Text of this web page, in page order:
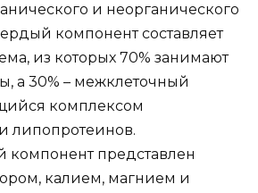
и неорганического
компонент составляет
из которых 70% занимают
а 30% – межклеточный
комплексом
липопротеинов.
компонент представлен
калием, магнием и